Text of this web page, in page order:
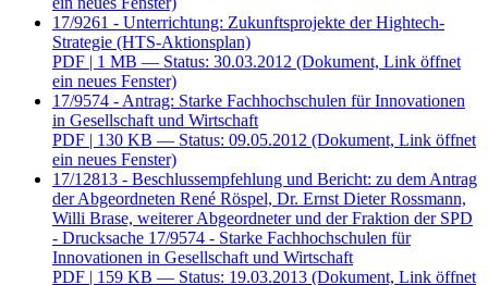
17/9261 - Unterrichtung: Zukunftsprojekte der Hightech-
Strategie (HTS-Aktionsplan)
PDF | 1 MB — Status: 30.03.2012 (Dokument, Link öffnet
ein neues Fenster)
17/9574 - Antrag: Starke Fachhochschulen für Innovationen
in Gesellschaft und Wirtschaft
PDF | 130 KB — Status: 09.05.2012 (Dokument, Link öffnet
ein neues Fenster)
17/12813 - Beschlussempfehlung und Bericht: zu dem Antrag
der Abgeordneten René Röspel, Dr. Ernst Dieter Rossmann,
Willi Brase, weiterer Abgeordneter und der Fraktion der SPD
- Drucksache 17/9574 - Starke Fachhochschulen für
Innovationen in Gesellschaft und Wirtschaft
PDF | 159 KB — Status: 19.03.2013 (Dokument, Link öffnet